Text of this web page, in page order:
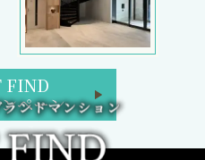
FIND
ペーン